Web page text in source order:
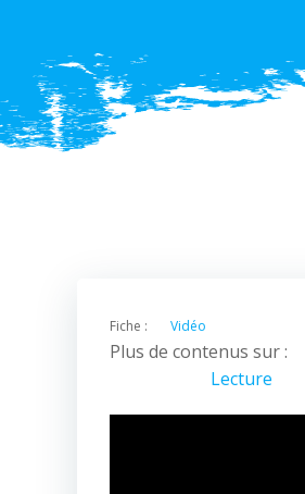
Fiche : Vidéo
Plus de contenus sur :
Lecture